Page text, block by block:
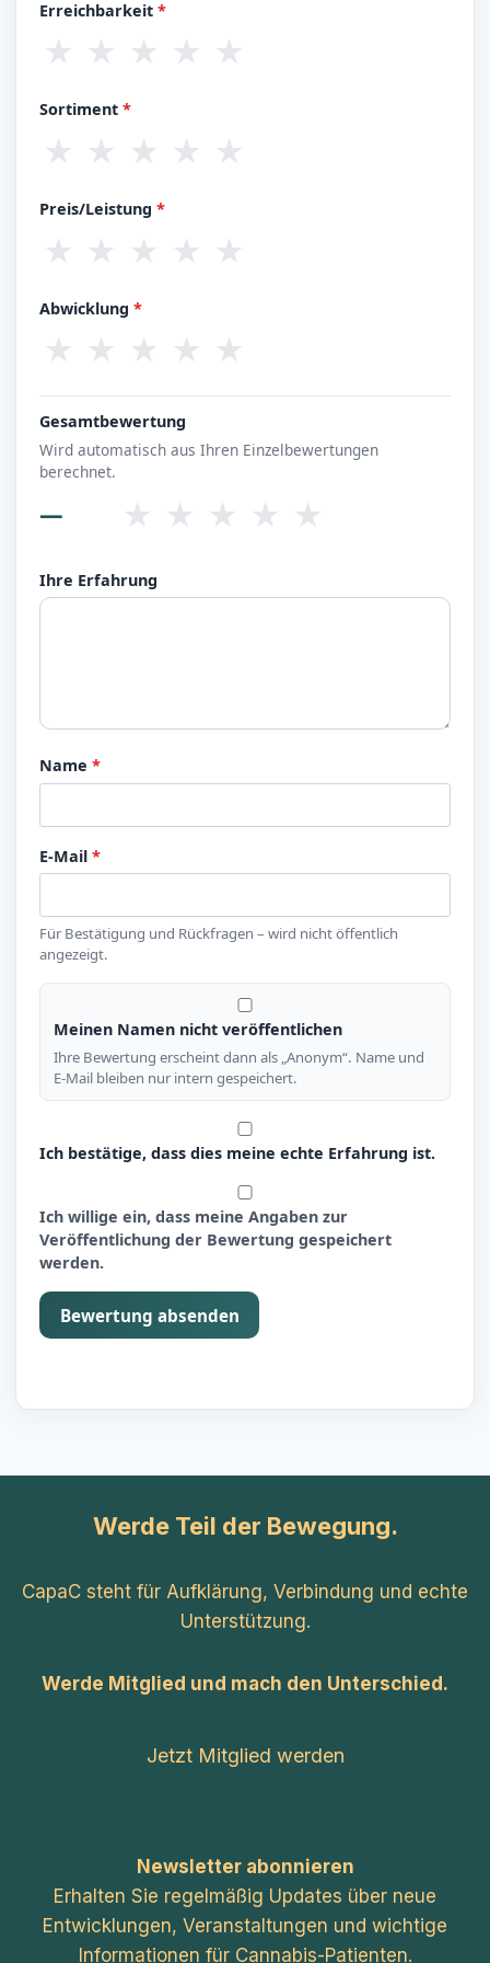
Erreichbarkeit*
★ ★ ★ ★ ★
Sortiment*
★ ★ ★ ★ ★
Preis/Leistung*
★ ★ ★ ★ ★
Abwicklung*
★ ★ ★ ★ ★
Gesamtbewertung
Wird automatisch aus Ihren Einzelbewertungen
berechnet.
— ★ ★ ★ ★ ★
Ihre Erfahrung
Name*
E-Mail*
Für Bestätigung und Rückfragen – wird nicht öffentlich
angezeigt.
Meinen Namen nicht veröffentlichen
Ihre Bewertung erscheint dann als „Anonym“. Name und
E-Mail bleiben nur intern gespeichert.
Ich bestätige, dass dies meine echte Erfahrung ist.
Ich willige ein, dass meine Angaben zur
Veröffentlichung der Bewertung gespeichert
werden.
Bewertung absenden
Werde Teil der Bewegung.
CapaC steht für Aufklärung, Verbindung und echte
Unterstützung.
Werde Mitglied und mach den Unterschied.
Jetzt Mitglied werden
Newsletter abonnieren
Erhalten Sie regelmäßig Updates über neue
Entwicklungen, Veranstaltungen und wichtige
Informationen für Cannabis-Patienten.